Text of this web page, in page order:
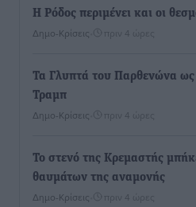
Η Ρόδος περιμένει και οι
Δημο-Κρίσεις πριν 4 ώρες
Τα Γλυπτά του Παρθενώνα
Τραμπ
Δημο-Κρίσεις πριν 4 ώρες
Το στενό της Κρεμαστής
θαυμάτων της αναμονής
Δημο-Κρίσεις πριν 4 ώρες